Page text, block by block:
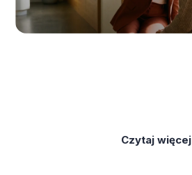
Czytaj więcej